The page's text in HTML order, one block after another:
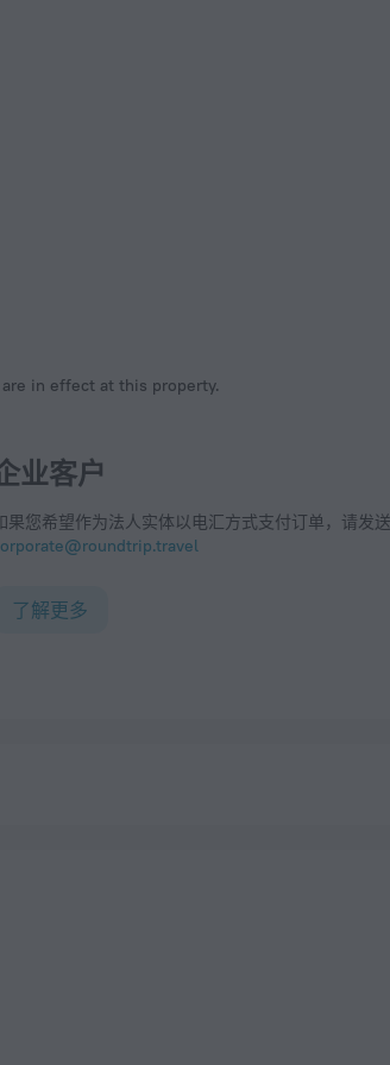
in effect at this property.
业客户
果您希望作为法人实体以电汇方式支付订单，请发
了解更多